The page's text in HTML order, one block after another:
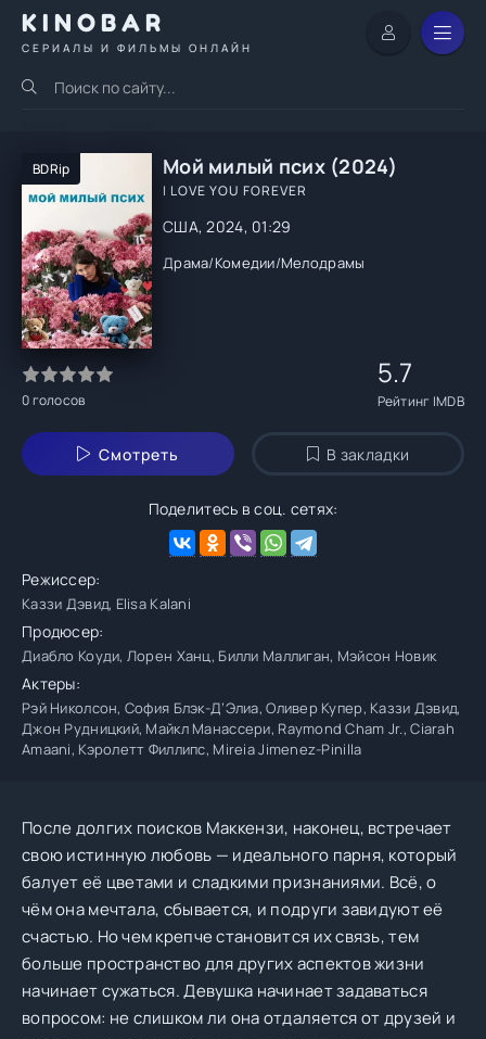
KINOBAR
СЕРИАЛЫ И ФИЛЬМЫ ОНЛАЙН
BDRip Мой милый псих (2024)
I LOVE YOU FOREVER
США, 2024, 01:29
Драма/Комедии/Мелодрамы
0голосов
5.7
Рейтинг IMDB
Смотреть В закладки
Поделитесь в соц. сетях:
Режиссер:
Каззи Дэвид, Elisa Kalani
Продюсер:
Диабло Коуди, Лорен Ханц, Билли Маллиган, Мэйсон Новик
Актеры:
Рэй Николсон, София Блэк-Д’Элиа, Оливер Купер, Каззи Дэвид,
Джон Рудницкий, Майкл Манассери, Raymond Cham Jr., Ciarah
Amaani, Кэролетт Филлипс, Mireia Jimenez-Pinilla
После долгих поисков Маккензи, наконец, встречает
свою истинную любовь — идеального парня, который
балует её цветами и сладкими признаниями. Всё, о
чём она мечтала, сбывается, и подруги завидуют её
счастью. Но чем крепче становится их связь, тем
больше пространство для других аспектов жизни
начинает сужаться. Девушка начинает задаваться
вопросом: не слишком ли она отдаляется от друзей и